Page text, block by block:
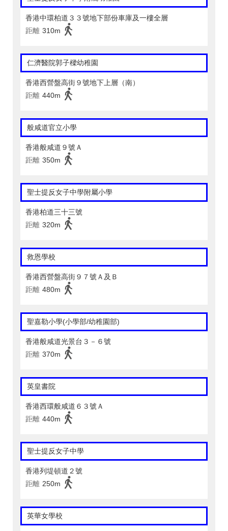
香港中環柏道３３號地下部份車庫及一樓全層
距離 310m
仁濟醫院郭子樑幼稚園
香港西營盤高街９號地下上層（南）
距離 440m
般咸道官立小學
香港般咸道９號Ａ
距離 350m
聖士提反女子中學附屬小學
香港柏道三十三號
距離 320m
救恩學校
香港西營盤高街９７號Ａ及Ｂ
距離 480m
聖嘉勒小學(小學部/幼稚園部)
香港般咸道光景台３－６號
距離 370m
英皇書院
香港西環般咸道６３號Ａ
距離 440m
聖士提反女子中學
香港列堤頓道２號
距離 250m
英華女學校